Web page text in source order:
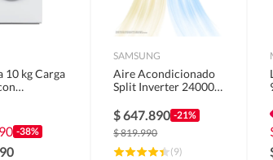
10 kg Carga
W2
-38%
SAMSUNG
Aire Acondicionado
Split Inverter 24000
$647.890 -21%
$819.990
(9)